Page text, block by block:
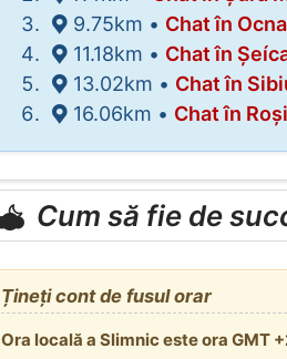
9.75km • Chat în
11.18km • Chat în
13.02km • Chat în
16.06km • Chat în
Cum să fie de
Țineți cont de fusul orar
Ora locală a Slimnic este ora GMT